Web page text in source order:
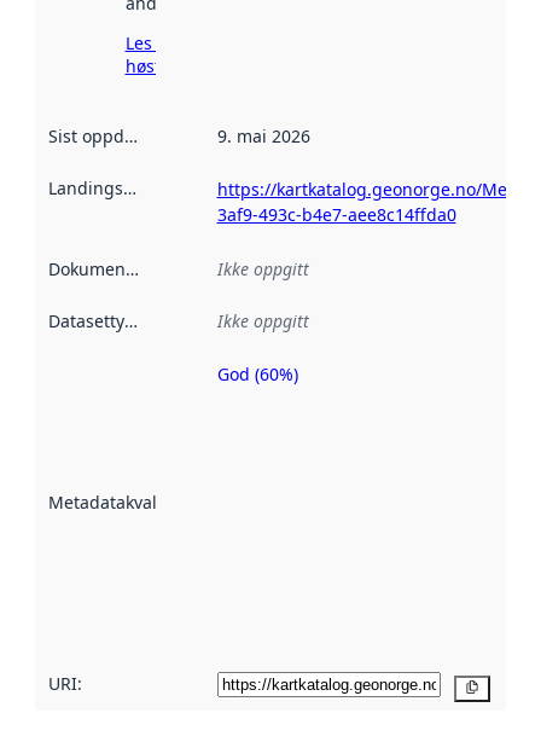
Les mer om
høsting her
Sist oppdatert 9. mai 2026
Landingsside
https://kartkatalog.geonorge.no/
3af9-493c-b4e7-aee8c14ffda0
Dokumentasjon Ikke oppgitt
Datasettype Ikke oppgitt
Metadatakvalitet
Metadatakvalitet
God (60%)
URI: